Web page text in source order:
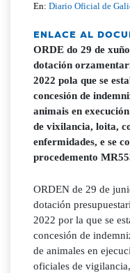
En:Diario Oficial de
ENLACE AL
ORDE do 29 de
dotación
2022 pola que se
concesión de
animais en
de vixilancia, loita,
enfermidades, e se
procedemento
ORDEN de 29 de
dotación
2022 por la que se
concesión de
de animales en
oficiales de